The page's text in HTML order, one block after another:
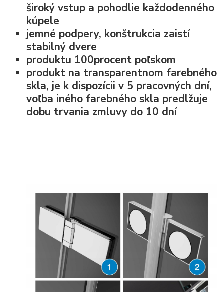
široký vstup a pohodlie každodenného
kúpele
jemné podpery, konštrukcia zaistí
stabilný dvere
produktu 100procent poľskom
produkt na transparentnom farebného
skla, je k dispozícii v 5 pracovných dní,
voľba iného farebného skla predlžuje
dobu trvania zmluvy do 10 dní